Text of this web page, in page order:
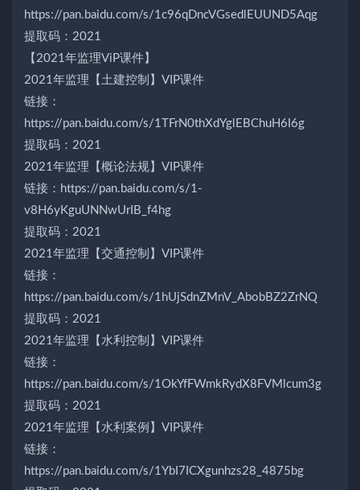
https://pan.baidu.com/s/1c96qDncVGsedlEUUND5Aqg
提取码：2021
【2021年监理ViP课件】
2021年监理【土建控制】VIP课件
链接：
https://pan.baidu.com/s/1TFrN0thXdYglEBChuH6I6g
提取码：2021
2021年监理【概论法规】VIP课件
链接：https://pan.baidu.com/s/1-
v8H6yKguUNNwUrIB_f4hg
提取码：2021
2021年监理【交通控制】VIP课件
链接：
https://pan.baidu.com/s/1hUjSdnZMnV_AbobBZ2ZrNQ
提取码：2021
2021年监理【水利控制】VIP课件
链接：
https://pan.baidu.com/s/1OkYfFWmkRydX8FVMlcum3g
提取码：2021
2021年监理【水利案例】VIP课件
链接：
https://pan.baidu.com/s/1YbI7ICXgunhzs28_4875bg